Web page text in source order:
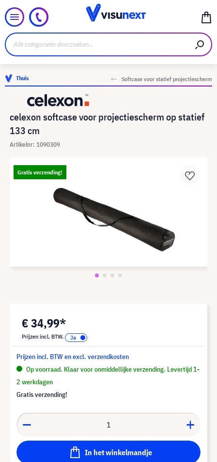
Thuis Softcase voor statief projectiescherm
celexon softcase voor projectiescherm op statief
133 cm
Artikelnr: 1090309
Gratis verzending!
€ 34,99*
Prijzen incl. BTW.
Prijzen incl. BTW en excl. verzendkosten
Op voorraad. Klaar voor onmiddellijke verzending. Levertijd 1-
2 werkdagen
Gratis verzending!
In het winkelmandje